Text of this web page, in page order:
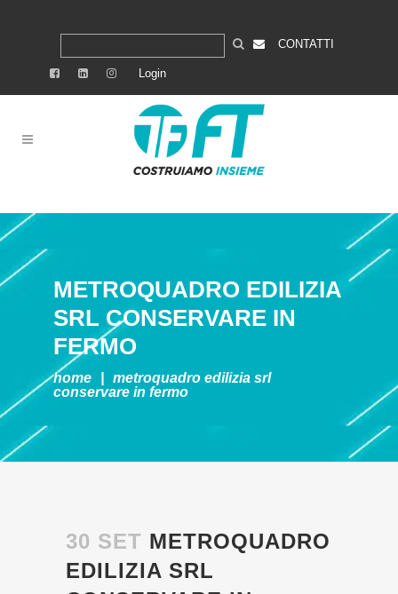
CONTATTI
Login
METROQUADRO EDILIZIA
SRL CONSERVARE IN
FERMO
home
metroquadro edilizia srl
conservare in fermo
30 SET METROQUADRO
EDILIZIA SRL